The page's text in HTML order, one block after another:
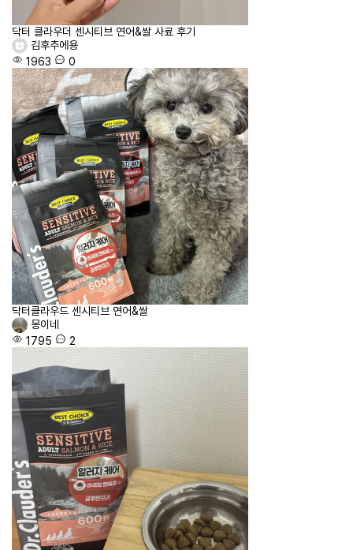
닥터 클라우더 센시티브 연어&쌀 사료 후기
김후추에용
1963
0
닥터클라우드 센시티브 연어&쌀
몽이네
1795
2